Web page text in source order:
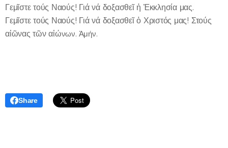
Γεμῖστε τούς Ναούς! Γιά νά δοξασθεῖ ἡ Ἐκκλησία μας.
Γεμῖστε τούς Ναούς! Γιά νά δοξασθεῖ ὁ Χριστός μας! Στούς
αἰῶνας τῶν αἰώνων. Ἀμήν.
Share